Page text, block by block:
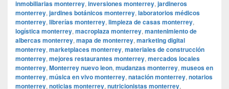
inmobiliarias monterrey, inversiones monterrey, jardineros
monterrey, jardines botánicos monterrey, laboratorios médicos
monterrey, librerías monterrey, limpieza de casas monterrey,
logística monterrey, macroplaza monterrey, mantenimiento de
albercas monterrey, mapa de monterrey, marketing digital
monterrey, marketplaces monterrey, materiales de construcción
monterrey, mejores restaurantes monterrey, mercados locales
monterrey, Monterrey nuevo leon, mudanzas monterrey, museos en
monterrey, música en vivo monterrey, natación monterrey, notarios
monterrey, noticias monterrey, nutricionistas monterrey,